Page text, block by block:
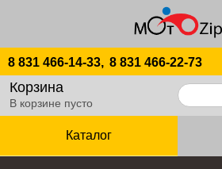
8 831 466-14-33, 8 831 466-22-73
Корзина
В корзине пусто
Каталог